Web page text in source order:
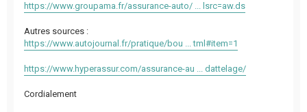
https://www.groupama.fr/assurance-auto/ ... lsrc=aw.ds
Autres sources :
https://www.autojournal.fr/pratique/bou ... tml#item=1
https://www.hyperassur.com/assurance-au ... dattelage/
Cordialement